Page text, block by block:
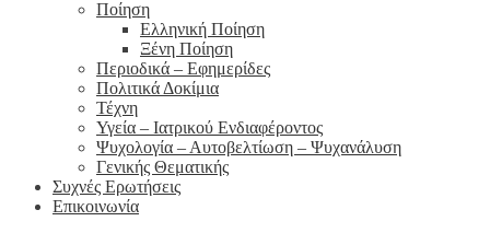
Ποίηση
Ελληνική Ποίηση
Ξένη Ποίηση
Περιοδικά – Εφημερίδες
Πολιτικά Δοκίμια
Τέχνη
Υγεία – Ιατρικού Ενδιαφέροντος
Ψυχολογία – Αυτοβελτίωση – Ψυχανάλυση
Γενικής Θεματικής
Συχνές Ερωτήσεις
Επικοινωνία